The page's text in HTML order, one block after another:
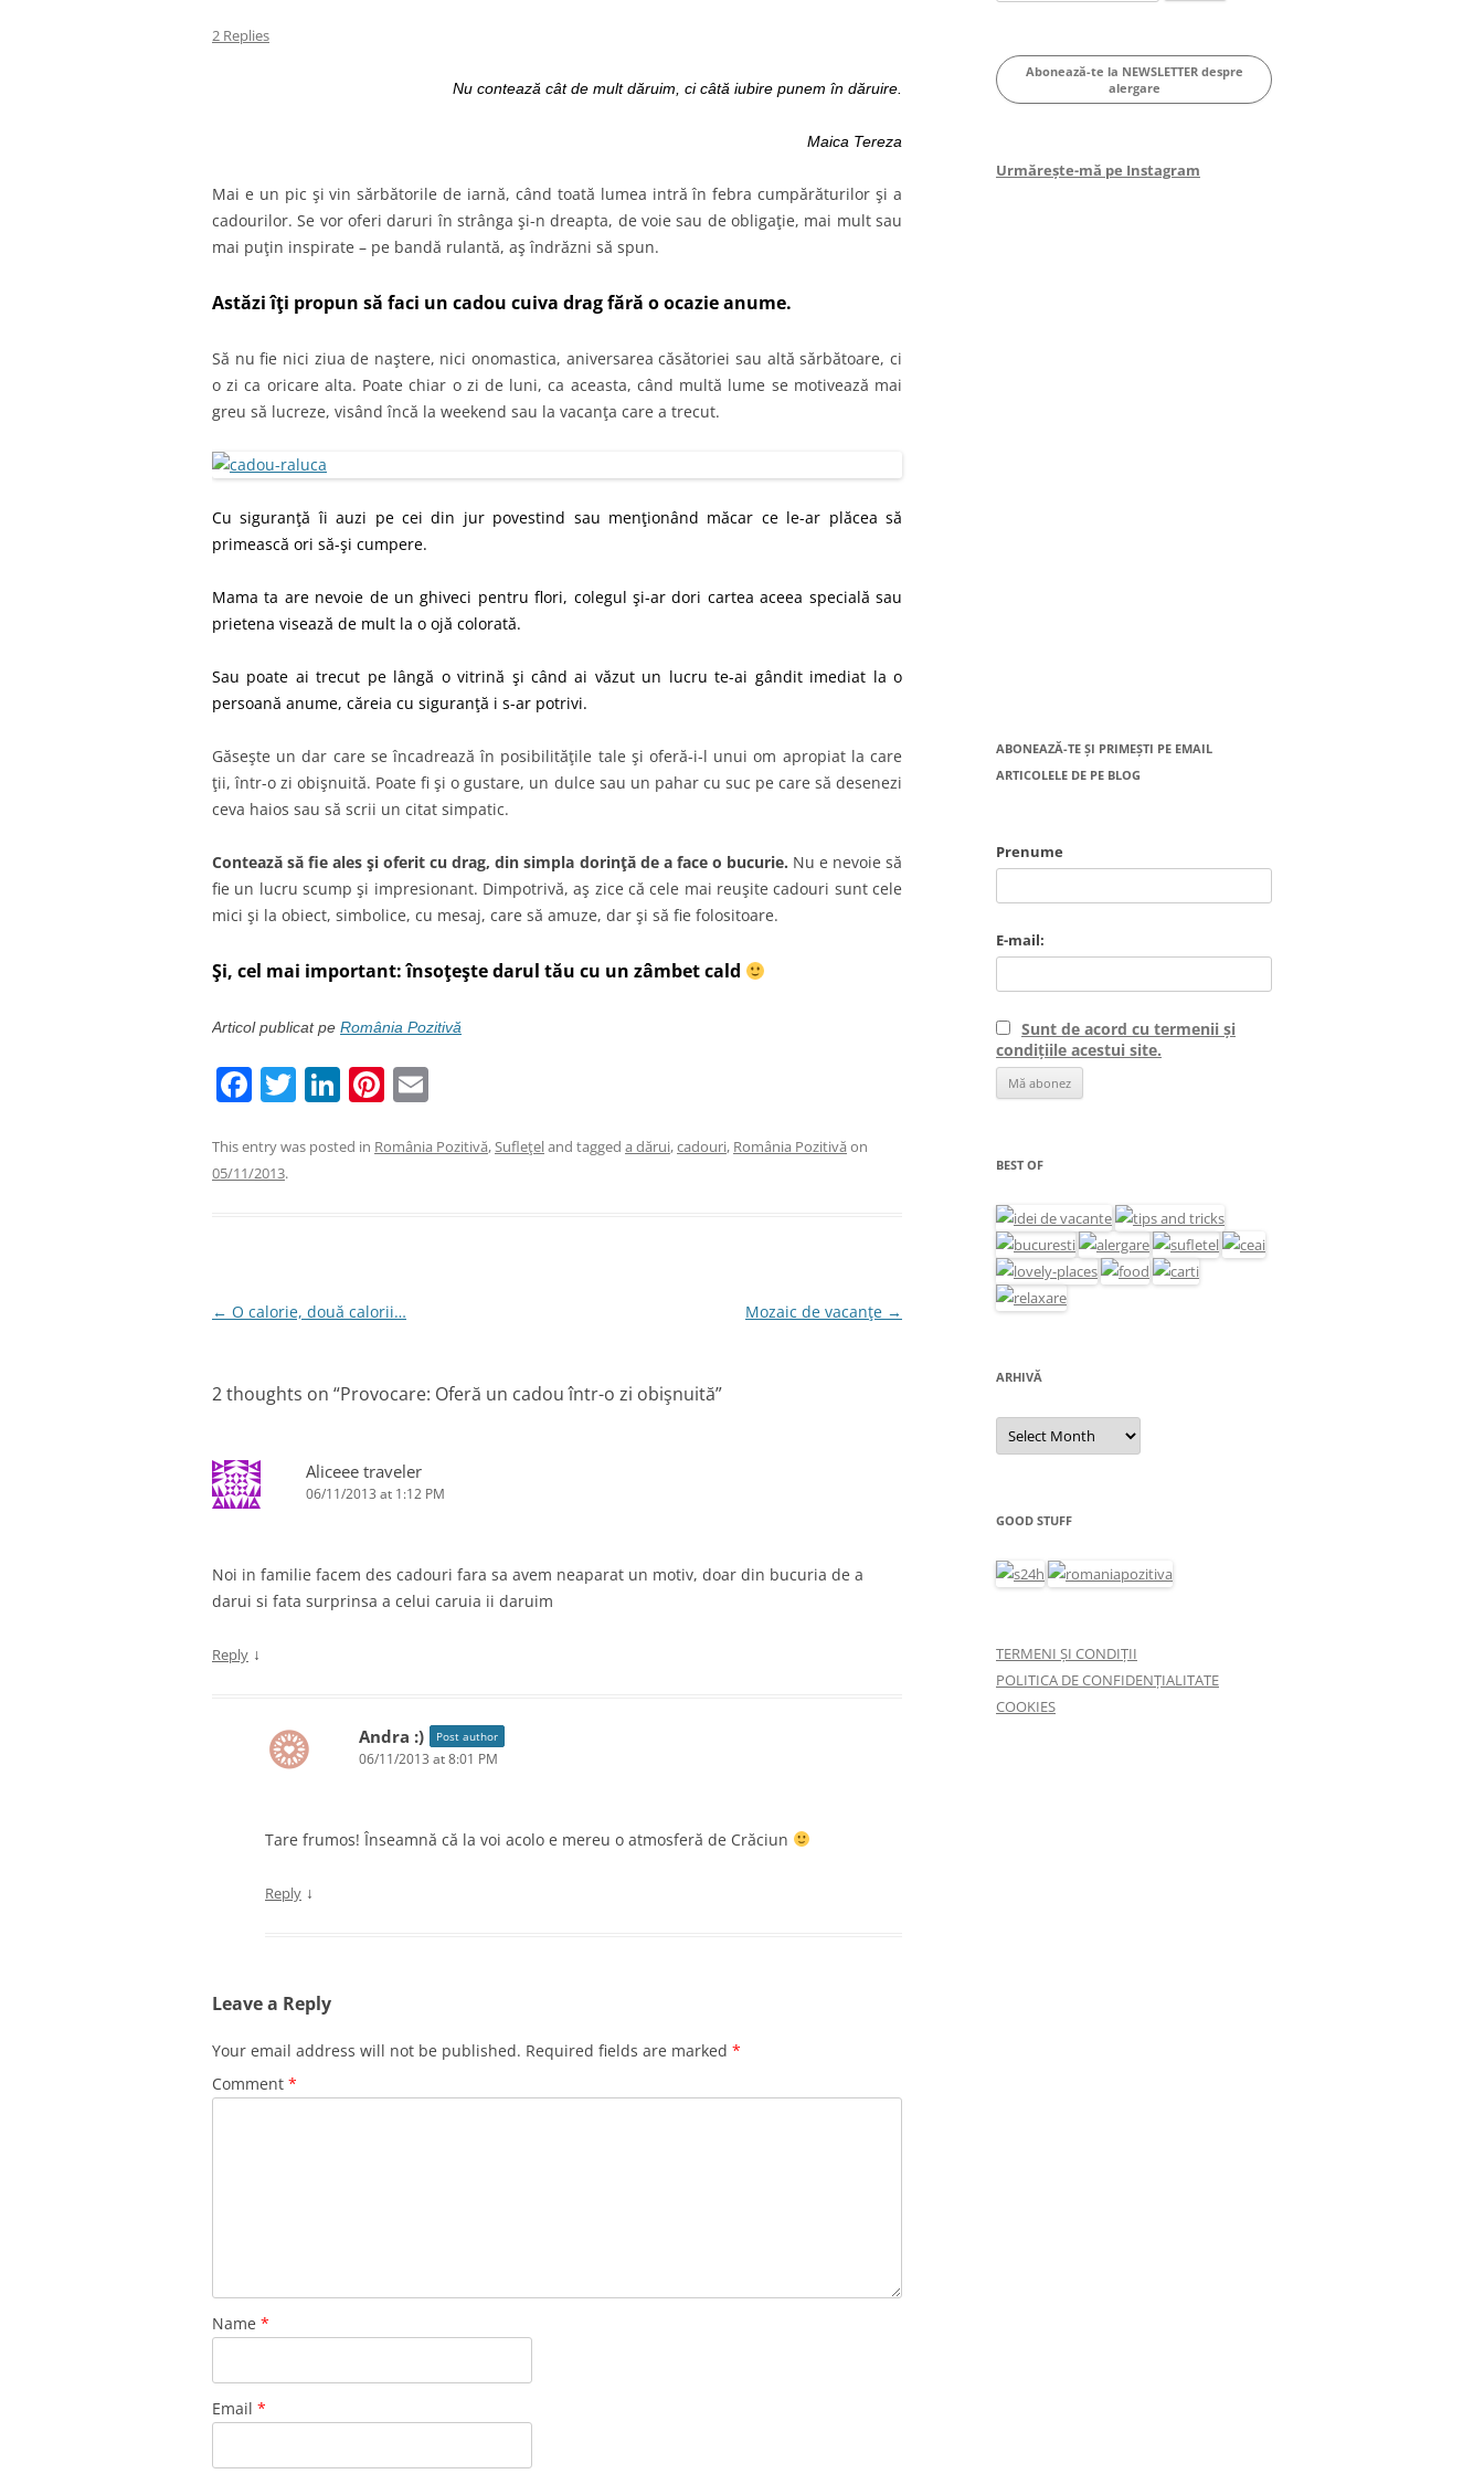
2 Replies
Nu contează cât de mult dăruim, ci câtă iubire punem în dăruire.
Maica Tereza
Mai e un pic şi vin sărbătorile de iarnă, când toată lumea intră în febra cumpărăturilor şi a
cadourilor. Se vor oferi daruri în strânga şi-n dreapta, de voie sau de obligaţie, mai mult sau
mai puţin inspirate – pe bandă rulantă, aş îndrăzni să spun.
Astăzi îţi propun să faci un cadou cuiva drag fără o ocazie anume.
Să nu fie nici ziua de naştere, nici onomastica, aniversarea căsătoriei sau altă sărbătoare, ci
o zi ca oricare alta. Poate chiar o zi de luni, ca aceasta, când multă lume se motivează mai
greu să lucreze, visând încă la weekend sau la vacanţa care a trecut.
Cu siguranţă îi auzi pe cei din jur povestind sau menţionând măcar ce le-ar plăcea să
primească ori să-şi cumpere.
Mama ta are nevoie de un ghiveci pentru flori, colegul şi-ar dori cartea aceea specială sau
prietena visează de mult la o ojă colorată.
Sau poate ai trecut pe lângă o vitrină şi când ai văzut un lucru te-ai gândit imediat la o
persoană anume, căreia cu siguranţă i s-ar potrivi.
Găseşte un dar care se încadrează în posibilităţile tale şi oferă-i-l unui om apropiat la care
ţii, într-o zi obişnuită. Poate fi şi o gustare, un dulce sau un pahar cu suc pe care să desenezi
ceva haios sau să scrii un citat simpatic.
Contează să fie ales şi oferit cu drag, din simpla dorinţă de a face o bucurie. Nu e nevoie să
fie un lucru scump şi impresionant. Dimpotrivă, aş zice că cele mai reuşite cadouri sunt cele
mici şi la obiect, simbolice, cu mesaj, care să amuze, dar şi să fie folositoare.
Şi, cel mai important: însoţeşte darul tău cu un zâmbet cald
Articol publicat pe România Pozitivă
F
c
e
o
k
T
itt
Li
k
Pi
er ai
This entry was posted in România Pozitivă,Sufleţeland tagged a dărui,cadouri, România Pozitivă on
05/11/2013.
Post
← O calorie, două calorii… Mozaic de vacanţe →
2 thoughts on “Provocare: Oferă un cadou într-o zi obişnuită”
Aliceee traveler
06/11/2013 at 1:12 PM
Noi in familie facem des cadouri fara sa avem neaparat un motiv, doar din bucuria de a
darui si fata surprinsa a celui caruia ii daruim
Reply ↓
Andra :) Post author
06/11/2013 at 8:01 PM
Tare frumos! Înseamnă că la voi acolo e mereu o atmosferă de Crăciun
Reply ↓
Leave a Reply
Your email address will not be published. Required fields are marked *
Comment *
Name *
Email *
for:
Abonează-te la NEWSLETTER despre
alergare
Urmărește-mă pe Instagram
ABONEAZĂ-TE ȘI PRIMEȘTI PE EMAIL
ARTICOLELE DE PE BLOG
Prenume
E-mail:
Sunt de acord cu termenii și
condițiile acestui site.
BEST OF
ARHIVĂ
Arhivă
GOOD STUFF
TERMENI ȘI CONDIȚII
POLITICA DE CONFIDENȚIALITATE
COOKIES